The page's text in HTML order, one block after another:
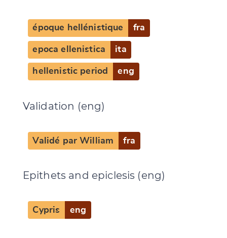
époque hellénistique fra
epoca ellenistica ita
hellenistic period eng
Validation (eng)
Validé par William fra
Epithets and epiclesis (eng)
Cypris eng